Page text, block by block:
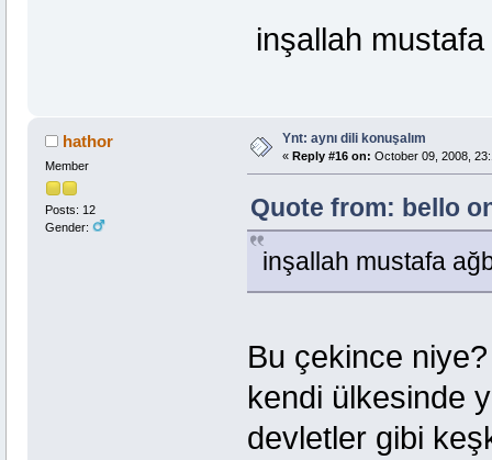
inşallah
hathor
Member
Posts: 12
Gender:
Ynt: aynı dili konuşalım
« Reply #16 on: October 09, 2008,
Quote from: bello
inşallah mustafa
Bu çekince
kendi ülkesinde
devletler gibi